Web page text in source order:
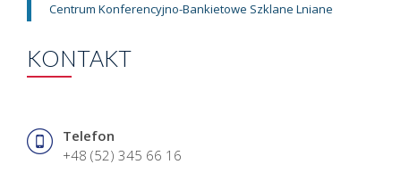
Centrum Konferencyjno-Bankietowe Szklane Lniane
KONTAKT
Telefon
+48 (52) 345 66 16